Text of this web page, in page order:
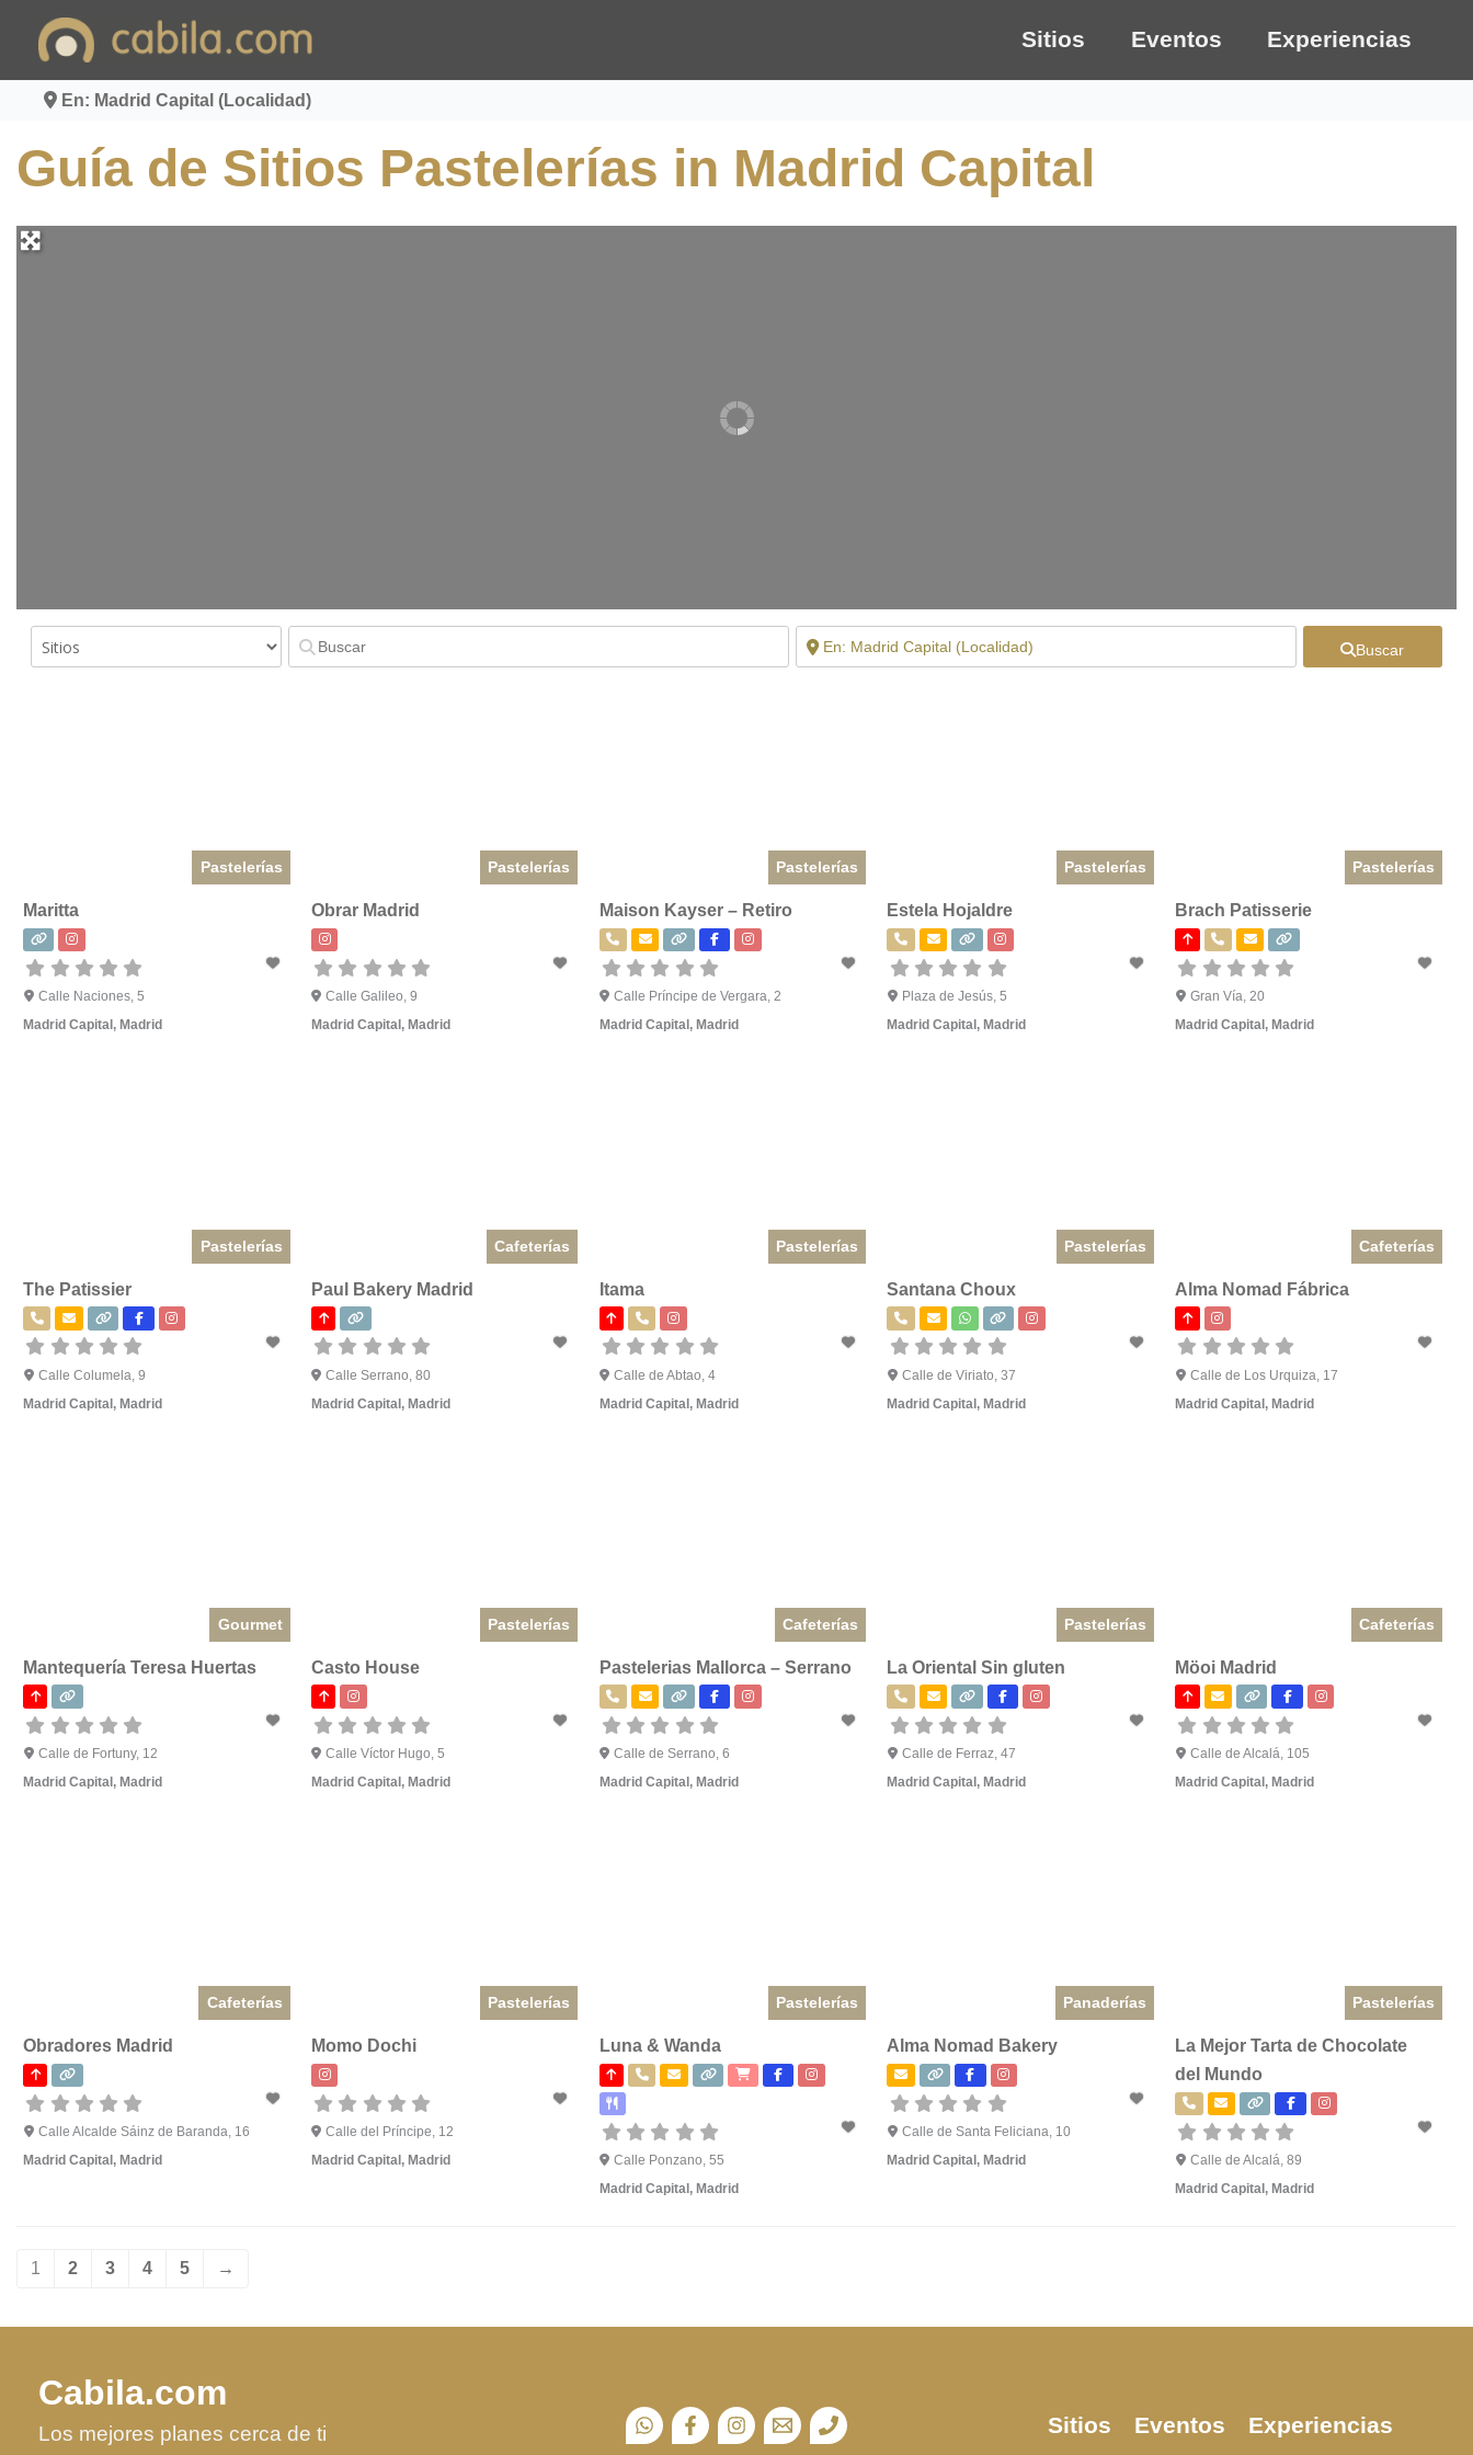
Sitios Eventos Experiencias
En: Madrid Capital (Localidad)
Guía de Sitios Pastelerías in Madrid Capital
Buscar
Pastelerías
Maritta
Calle Naciones, 5
Madrid Capital , Madrid
Pastelerías
Obrar Madrid
Calle Galileo, 9
Madrid Capital , Madrid
Pastelerías
Maison Kayser – Retiro
Calle Príncipe de Vergara, 2
Madrid Capital , Madrid
Pastelerías
Estela Hojaldre
Plaza de Jesús, 5
Madrid Capital , Madrid
Pastelerías
Brach Patisserie
Gran Vía, 20
Madrid Capital , Madrid
Pastelerías
The Patissier
Calle Columela, 9
Madrid Capital, Madrid
Cafeterías
Paul Bakery Madrid
Calle Serrano, 80
Madrid Capital, Madrid
Pastelerías
Itama
Calle de Abtao, 4
Madrid Capital, Madrid
Pastelerías
Santana Choux
Calle de Viriato, 37
Madrid Capital,Madrid
Cafeterías
Alma Nomad Fábrica
Calle de Los Urquiza, 17
Madrid Capital,Madrid
Gourmet
Mantequería Teresa Huertas
Calle de Fortuny, 12
Madrid Capital, Madrid
Pastelerías
Casto House
Calle Víctor Hugo, 5
Madrid Capital, Madrid
Cafeterías
Pastelerias Mallorca – Serrano
Calle de Serrano, 6
Madrid Capital, Madrid
Pastelerías
La Oriental Sin gluten
Calle de Ferraz, 47
Madrid Capital,Madrid
Cafeterías
Möoi Madrid
Calle de Alcalá, 105
Madrid Capital,Madrid
Cafeterías
Obradores Madrid
Calle Alcalde Sáinz de Baranda, 16
Madrid Capital , Madrid
Pastelerías
Momo Dochi
Calle del Príncipe, 12
Madrid Capital , Madrid
Pastelerías
Luna & Wanda
Calle Ponzano, 55
Madrid Capital , Madrid
Panaderías
Alma Nomad Bakery
Calle de Santa Feliciana, 10
Madrid Capital , Madrid
Pastelerías
La Mejor Tarta de Chocolate
del Mundo
Calle de Alcalá, 89
Madrid Capital , Madrid
1 2 3 4 5 →
Cabila.com
Los mejores planes cerca de ti Sitios Eventos Experiencias